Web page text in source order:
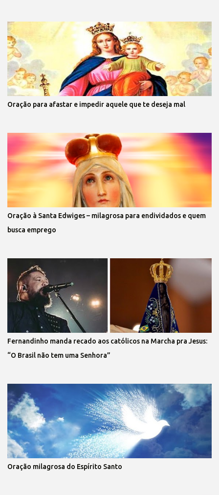
Oração para afastar e impedir aquele que te deseja mal
Oração à Santa Edwiges – milagrosa para endividados e quem
busca emprego
Fernandinho manda recado aos católicos na Marcha pra Jesus:
“O Brasil não tem uma Senhora”
Oração milagrosa do Espírito Santo